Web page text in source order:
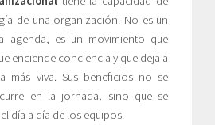
de una organización. No es un
agenda, es un movimiento que
enciende conciencia y que deja a
más viva. Sus beneficios no se
en la jornada, sino que se
día a día de los equipos.